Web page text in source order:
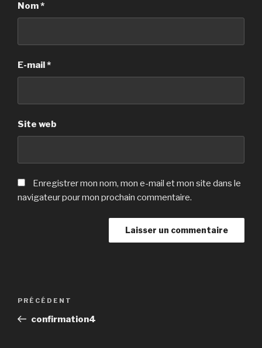
Nom*
E-mail*
Site web
Enregistrer mon nom, mon e-mail et mon site dans le
navigateur pour mon prochain commentaire.
Navigation
l’article
Article
précédent
PRÉCÉDENT
confirmation4